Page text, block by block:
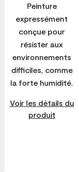
Peinture
expressément
conçue pour
résister aux
environnements
difficiles, comme
la forte humidité.
Voir les détails du
produit